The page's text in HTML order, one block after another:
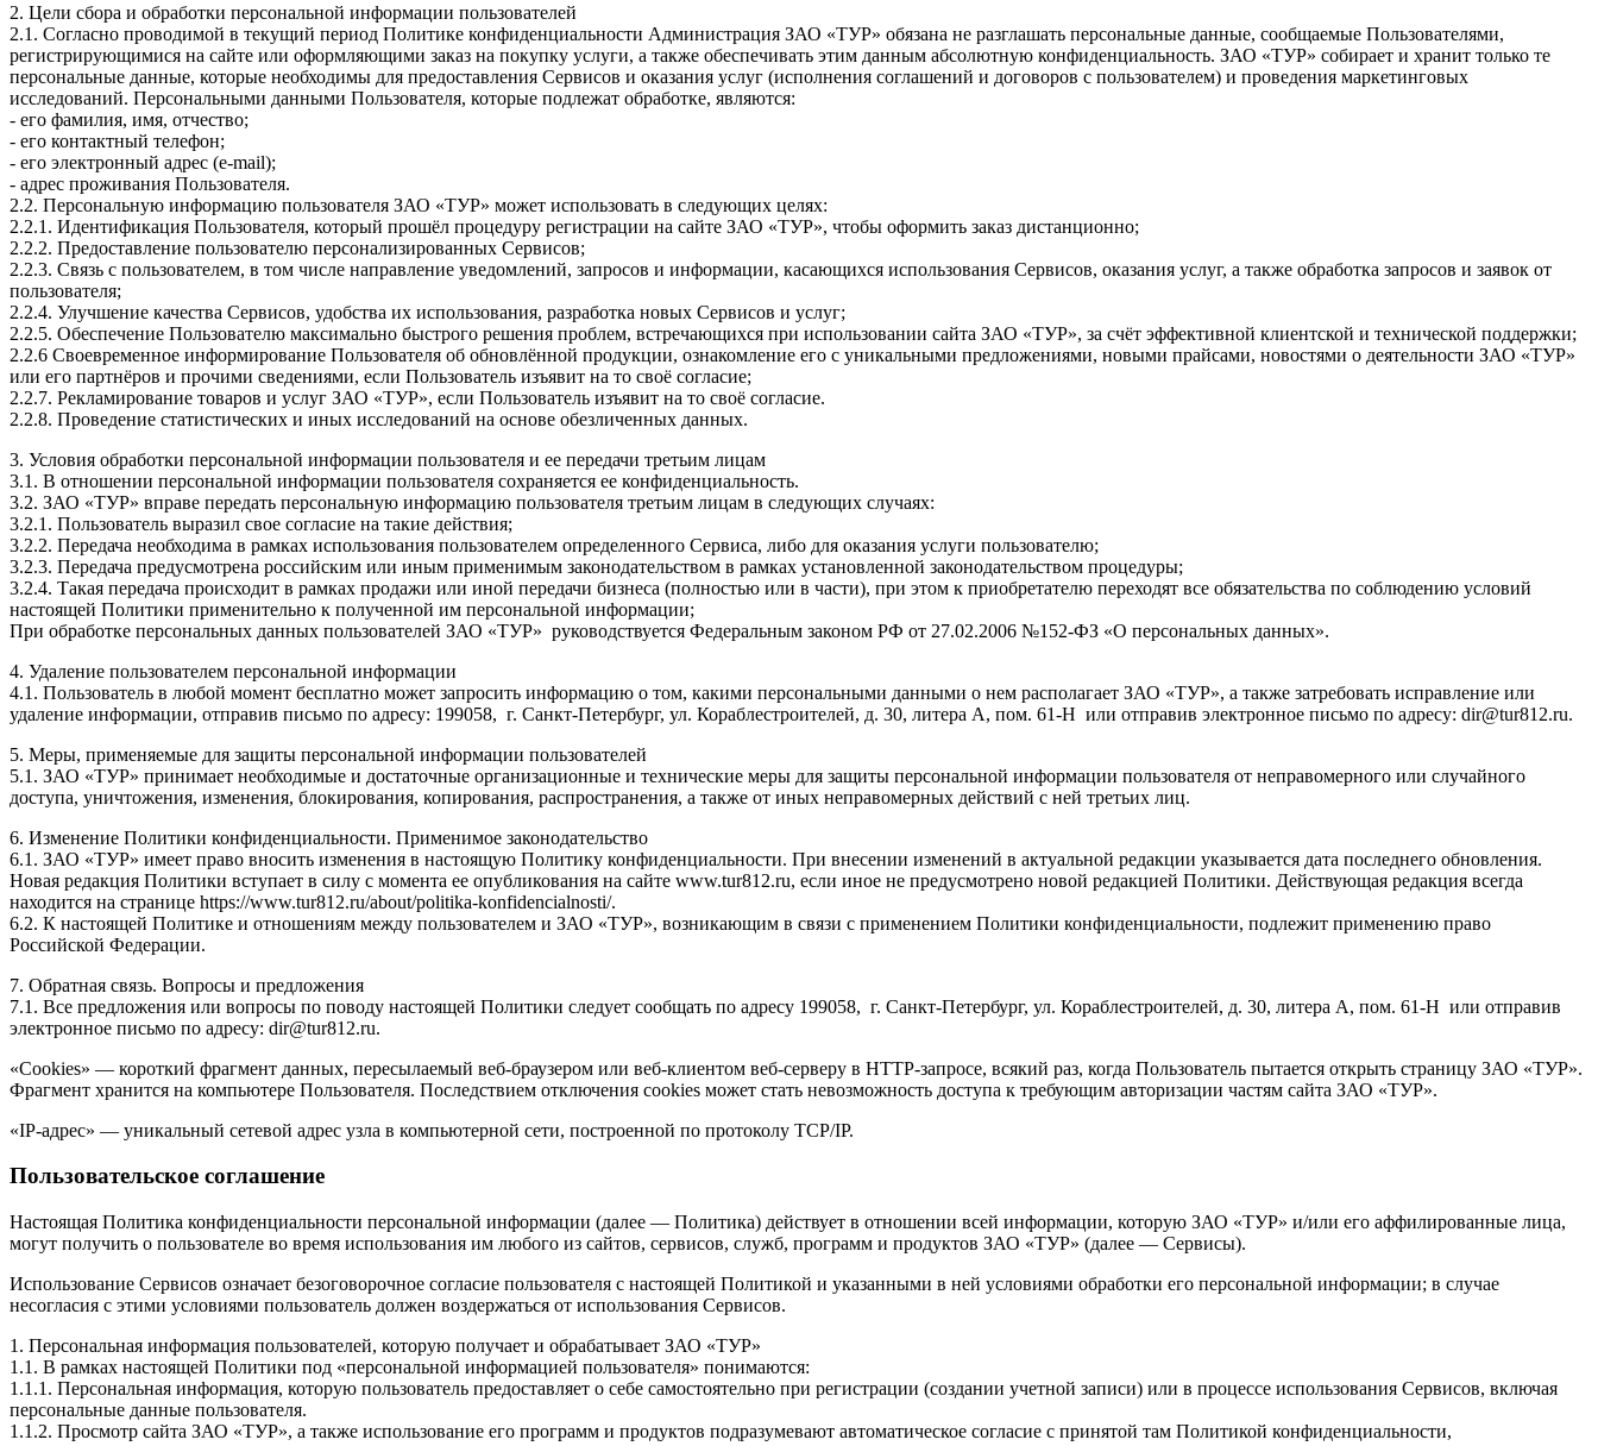
2. Цели сбора и обработки персональной информации пользователей
2.1. Согласно проводимой в текущий период Политике конфиденциальности Администрация ЗАО «ТУР» обязана не разглашать персональные данные, сообщаемые Пользователями,
регистрирующимися на сайте или оформляющими заказ на покупку услуги, а также обеспечивать этим данным абсолютную конфиденциальность. ЗАО «ТУР» собирает и хранит только те
персональные данные, которые необходимы для предоставления Сервисов и оказания услуг (исполнения соглашений и договоров с пользователем) и проведения маркетинговых
исследований. Персональными данными Пользователя, которые подлежат обработке, являются:
- его фамилия, имя, отчество;
- его контактный телефон;
- его электронный адрес (e-mail);
- адрес проживания Пользователя.
2.2. Персональную информацию пользователя ЗАО «ТУР» может использовать в следующих целях:
2.2.1. Идентификация Пользователя, который прошёл процедуру регистрации на сайте ЗАО «ТУР», чтобы оформить заказ дистанционно;
2.2.2. Предоставление пользователю персонализированных Сервисов;
2.2.3. Связь с пользователем, в том числе направление уведомлений, запросов и информации, касающихся использования Сервисов, оказания услуг, а также обработка запросов и заявок от
пользователя;
2.2.4. Улучшение качества Сервисов, удобства их использования, разработка новых Сервисов и услуг;
2.2.5. Обеспечение Пользователю максимально быстрого решения проблем, встречающихся при использовании сайта ЗАО «ТУР», за счёт эффективной клиентской и технической поддержки;
2.2.6 Своевременное информирование Пользователя об обновлённой продукции, ознакомление его с уникальными предложениями, новыми прайсами, новостями о деятельности ЗАО «ТУР»
или его партнёров и прочими сведениями, если Пользователь изъявит на то своё согласие;
2.2.7. Рекламирование товаров и услуг ЗАО «ТУР», если Пользователь изъявит на то своё согласие.
2.2.8. Проведение статистических и иных исследований на основе обезличенных данных.
3. Условия обработки персональной информации пользователя и ее передачи третьим лицам
3.1. В отношении персональной информации пользователя сохраняется ее конфиденциальность.
3.2. ЗАО «ТУР» вправе передать персональную информацию пользователя третьим лицам в следующих случаях:
3.2.1. Пользователь выразил свое согласие на такие действия;
3.2.2. Передача необходима в рамках использования пользователем определенного Сервиса, либо для оказания услуги пользователю;
3.2.3. Передача предусмотрена российским или иным применимым законодательством в рамках установленной законодательством процедуры;
3.2.4. Такая передача происходит в рамках продажи или иной передачи бизнеса (полностью или в части), при этом к приобретателю переходят все обязательства по соблюдению условий
настоящей Политики применительно к полученной им персональной информации;
При обработке персональных данных пользователей ЗАО «ТУР» руководствуется Федеральным законом РФ от 27.02.2006 №152-ФЗ «О персональных данных».
4. Удаление пользователем персональной информации
4.1. Пользователь в любой момент бесплатно может запросить информацию о том, какими персональными данными о нем располагает ЗАО «ТУР», а также затребовать исправление или
удаление информации, отправив письмо по адресу: 199058, г. Санкт-Петербург, ул. Кораблестроителей, д. 30, литера А, пом. 61-Н или отправив электронное письмо по адресу: dir@tur812.ru.
5. Меры, применяемые для защиты персональной информации пользователей
5.1. ЗАО «ТУР» принимает необходимые и достаточные организационные и технические меры для защиты персональной информации пользователя от неправомерного или случайного
доступа, уничтожения, изменения, блокирования, копирования, распространения, а также от иных неправомерных действий с ней третьих лиц.
6. Изменение Политики конфиденциальности. Применимое законодательство
6.1. ЗАО «ТУР» имеет право вносить изменения в настоящую Политику конфиденциальности. При внесении изменений в актуальной редакции указывается дата последнего обновления.
Новая редакция Политики вступает в силу с момента ее опубликования на сайте www.tur812.ru, если иное не предусмотрено новой редакцией Политики. Действующая редакция всегда
находится на странице https://www.tur812.ru/about/politika-konfidencialnosti/.
6.2. К настоящей Политике и отношениям между пользователем и ЗАО «ТУР», возникающим в связи с применением Политики конфиденциальности, подлежит применению право
Российской Федерации.
7. Обратная связь. Вопросы и предложения
7.1. Все предложения или вопросы по поводу настоящей Политики следует сообщать по адресу 199058, г. Санкт-Петербург, ул. Кораблестроителей, д. 30, литера А, пом. 61-Н или отправив
электронное письмо по адресу: dir@tur812.ru.
«Cookies» — короткий фрагмент данных, пересылаемый веб-браузером или веб-клиентом веб-серверу в HTTP-запросе, всякий раз, когда Пользователь пытается открыть страницу ЗАО «ТУР».
Фрагмент хранится на компьютере Пользователя. Последствием отключения cookies может стать невозможность доступа к требующим авторизации частям сайта ЗАО «ТУР».
«IP-адрес» — уникальный сетевой адрес узла в компьютерной сети, построенной по протоколу TCP/IP.
Пользовательское соглашение
Настоящая Политика конфиденциальности персональной информации (далее — Политика) действует в отношении всей информации, которую ЗАО «ТУР» и/или его аффилированные лица,
могут получить о пользователе во время использования им любого из сайтов, сервисов, служб, программ и продуктов ЗАО «ТУР» (далее — Сервисы).
Использование Сервисов означает безоговорочное согласие пользователя с настоящей Политикой и указанными в ней условиями обработки его персональной информации; в случае
несогласия с этими условиями пользователь должен воздержаться от использования Сервисов.
1. Персональная информация пользователей, которую получает и обрабатывает ЗАО «ТУР»
1.1. В рамках настоящей Политики под «персональной информацией пользователя» понимаются:
1.1.1. Персональная информация, которую пользователь предоставляет о себе самостоятельно при регистрации (создании учетной записи) или в процессе использования Сервисов, включая
персональные данные пользователя.
1.1.2. Просмотр сайта ЗАО «ТУР», а также использование его программ и продуктов подразумевают автоматическое согласие с принятой там Политикой конфиденциальности,